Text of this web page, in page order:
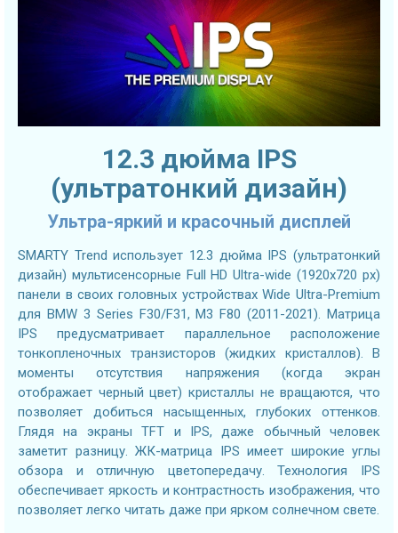
12.3 дюйма IPS
(ультратонкий дизайн)
Ультра-яркий и красочный дисплей
SMARTY Trend использует 12.3 дюйма IPS (ультратонкий
дизайн) мультисенсорные Full HD Ultra-wide (1920x720 px)
панели в своих головных устройствах Wide Ultra-Premium
для BMW 3 Series F30/F31, M3 F80 (2011-2021). Матрица
IPS предусматривает параллельное расположение
тонкопленочных транзисторов (жидких кристаллов). В
моменты отсутствия напряжения (когда экран
отображает черный цвет) кристаллы не вращаются, что
позволяет добиться насыщенных, глубоких оттенков.
Глядя на экраны TFT и IPS, даже обычный человек
заметит разницу. ЖК-матрица IPS имеет широкие углы
обзора и отличную цветопередачу. Технология IPS
обеспечивает яркость и контрастность изображения, что
позволяет легко читать даже при ярком солнечном свете.